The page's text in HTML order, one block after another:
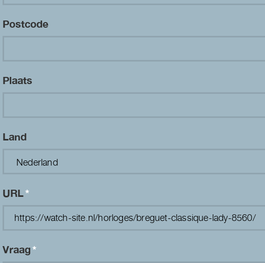
Postcode
Plaats
Land
URL*
Vraag*